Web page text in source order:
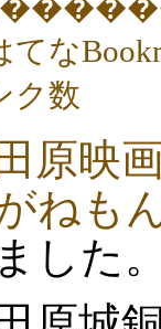
原映
ねも
した